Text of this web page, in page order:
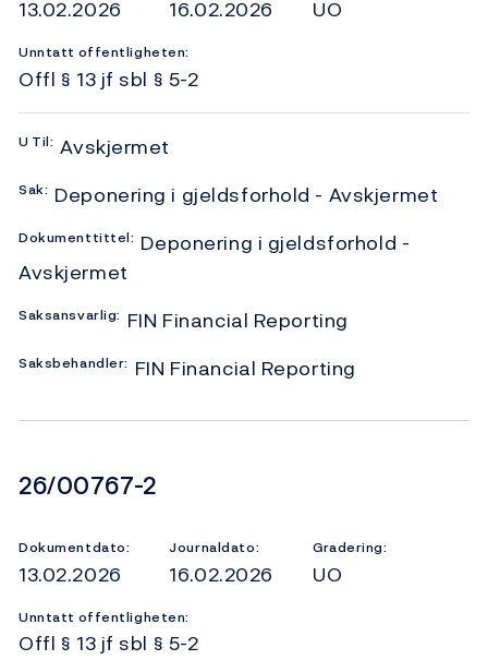
13.02.2026 16.02.2026 UO
Unntatt offentligheten:
Offl § 13 jf sbl § 5-2
U Til: Avskjermet
Sak: Deponering i gjeldsforhold - Avskjermet
Dokumenttittel: Deponering i gjeldsforhold -
Avskjermet
Saksansvarlig: FIN Financial Reporting
Saksbehandler: FIN Financial Reporting
Dokumentnummer
26/00767-2
Dokumentdato:
13.02.2026
Journaldato:
16.02.2026
Gradering:
UO
Unntatt offentligheten:
Offl § 13 jf sbl § 5-2